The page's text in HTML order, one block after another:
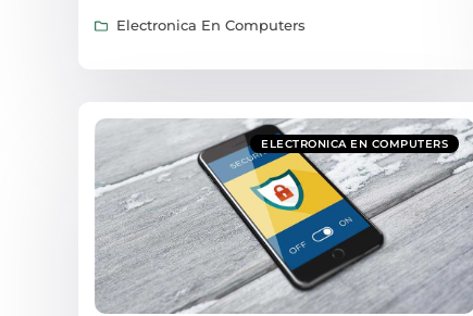
Electronica En Computers
ELECTRONICA EN COMPUTERS